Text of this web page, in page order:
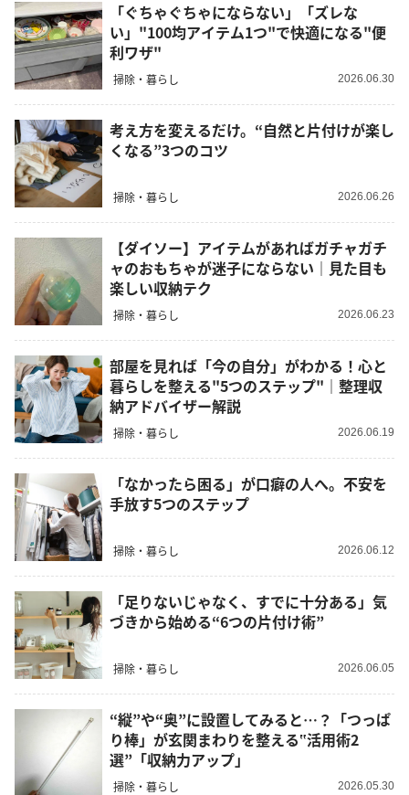
「ぐちゃぐちゃにならない」「ズレな
い」"100均アイテム1つ"で快適になる"便
利ワザ"
掃除・暮らし 2026.06.30
考え方を変えるだけ。“自然と片付けが楽し
くなる”3つのコツ
掃除・暮らし 2026.06.26
【ダイソー】アイテムがあればガチャガチ
ャのおもちゃが迷子にならない｜見た目も
楽しい収納テク
掃除・暮らし 2026.06.23
部屋を見れば「今の自分」がわかる！心と
暮らしを整える"5つのステップ"｜整理収
納アドバイザー解説
掃除・暮らし 2026.06.19
「なかったら困る」が口癖の人へ。不安を
手放す5つのステップ
掃除・暮らし 2026.06.12
「足りないじゃなく、すでに十分ある」気
づきから始める“6つの片付け術”
掃除・暮らし 2026.06.05
“縦”や“奥”に設置してみると…？「つっぱ
り棒」が玄関まわりを整える‟活用術2
選”「収納力アップ」
掃除・暮らし 2026.05.30